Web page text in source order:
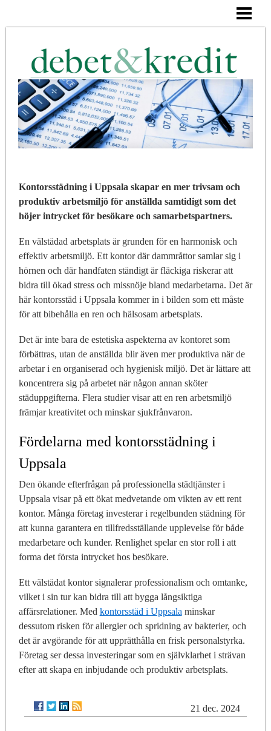
KONTERING
BLOGG
Kontorsstädning i Uppsala skapar en mer trivsam och
produktiv arbetsmiljö för anställda samtidigt som det
höjer intrycket för besökare och samarbetspartners.
En välstädad arbetsplats är grunden för en harmonisk och
effektiv arbetsmiljö. Ett kontor där dammråttor samlar sig i
hörnen och där handfaten ständigt är fläckiga riskerar att
bidra till ökad stress och missnöje bland medarbetarna. Det är
här kontorsstäd i Uppsala kommer in i bilden som ett måste
för att bibehålla en ren och hälsosam arbetsplats.
Det är inte bara de estetiska aspekterna av kontoret som
förbättras, utan de anställda blir även mer produktiva när de
arbetar i en organiserad och hygienisk miljö. Det är lättare att
koncentrera sig på arbetet när någon annan sköter
städuppgifterna. Flera studier visar att en ren arbetsmiljö
främjar kreativitet och minskar sjukfrånvaron.
Fördelarna med kontorsstädning i
Uppsala
Den ökande efterfrågan på professionella städtjänster i
Uppsala visar på ett ökat medvetande om vikten av ett rent
kontor. Många företag investerar i regelbunden städning för
att kunna garantera en tillfredsställande upplevelse för både
medarbetare och kunder. Renlighet spelar en stor roll i att
forma det första intrycket hos besökare.
Ett välstädat kontor signalerar professionalism och omtanke,
vilket i sin tur kan bidra till att bygga långsiktiga
affärsrelationer. Med kontorsstäd i Uppsala minskar
dessutom risken för allergier och spridning av bakterier, och
det är avgörande för att upprätthålla en frisk personalstyrka.
Företag ser dessa investeringar som en självklarhet i strävan
efter att skapa en inbjudande och produktiv arbetsplats.
21 dec. 2024